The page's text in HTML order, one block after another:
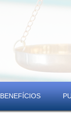
BENEFÍCIOS